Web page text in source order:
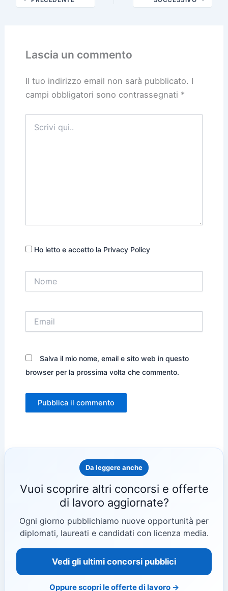
Lascia un commento
Il tuo indirizzo email non sarà pubblicato. I
campi obbligatori sono contrassegnati *
qui..
Ho letto e accetto la Privacy Policy
Salva il mio nome, email e sito web in questo
browser per la prossima volta che commento.
Da leggere anche
Vuoi scoprire altri concorsi e offerte
di lavoro aggiornate?
Ogni giorno pubblichiamo nuove opportunità per
diplomati, laureati e candidati con licenza media.
Vedi gli ultimi concorsi pubblici
Oppure scopri le offerte di lavoro →